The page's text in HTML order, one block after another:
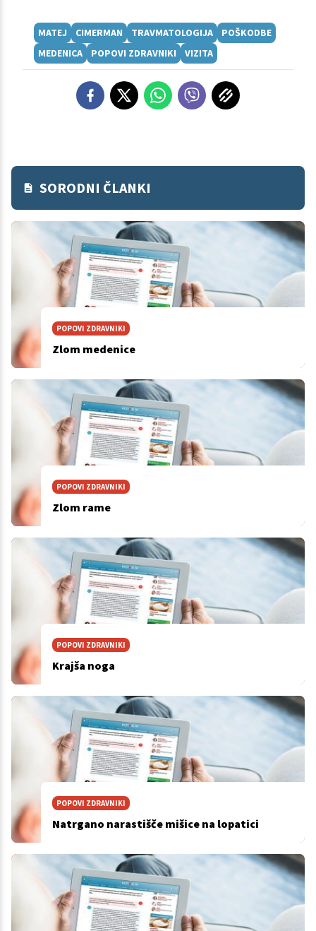
MATEJ CIMERMAN TRAVMATOLOGIJA
POŠKODBE
MEDENICA
POPOVI ZDRAVNIKI VIZITA
SORODNI ČLANKI
POPOVI ZDRAVNIKI
Zlom medenice
POPOVI ZDRAVNIKI
Zlom rame
POPOVI ZDRAVNIKI
Krajša noga
POPOVI ZDRAVNIKI
Natrgano narastišče mišice na lopatici